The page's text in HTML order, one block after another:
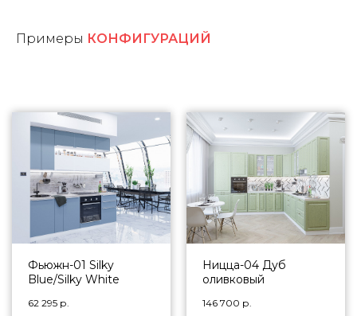
Примеры КОНФИГУРАЦИЙ
Фьюжн-01 Silky
Blue/Silky White
62 295 р.
Ницца-04 Дуб
оливковый
146 700 р.